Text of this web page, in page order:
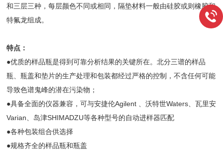
和三层三种，每层颜色不同或相同，隔垫材料一般由硅胶或则橡胶和
特氟龙组成。
特点：
●优质的样品瓶是得到可靠分析结果的关键所在。北分三谱的样品
瓶、瓶盖和垫片的生产处理和包装都经过严格的控制，不含任何可能
导致色谱鬼峰的潜在污染物；
●具备全面的仪器兼容，可与安捷伦Agilent 、沃特世Waters、瓦里安
Varian、岛津SHIMADZU等各种型号的自动进样器匹配
●各种包装组合供选择
●规格齐全的样品瓶和瓶盖